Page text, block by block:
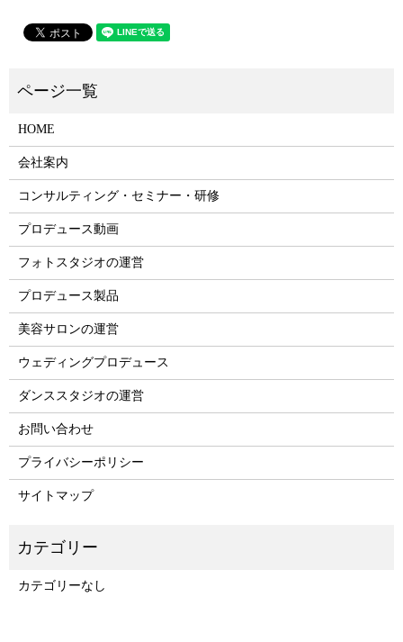
HOME
会社案内
コンサルティング・セミナー・研修
プロデュース動画
フォトスタジオの運営
プロデュース製品
美容サロンの運営
ウェディングプロデュース
ダンススタジオの運営
お問い合わせ
プライバシーポリシー
サイトマップ
カテゴリーなし